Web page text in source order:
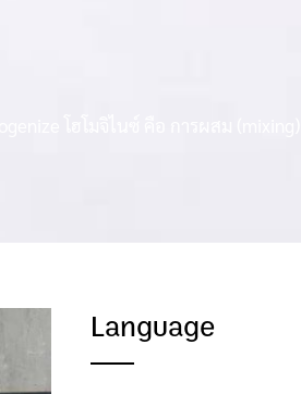
Language